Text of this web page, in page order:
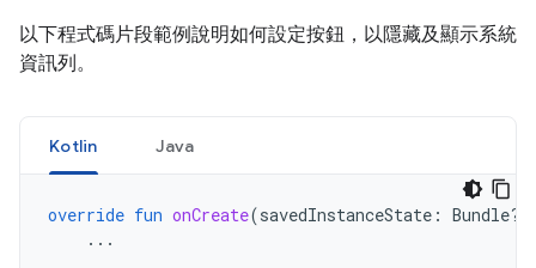
以下程式碼片段範例說明如何設定按鈕，以隱藏及顯示系統
資訊列。
Kotlin Java
override fun onCreate(savedInstanceState : Bundle?)
...